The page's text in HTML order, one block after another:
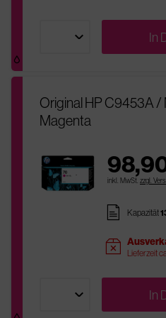
In
Original HP C9453A /
Magenta
inkl. MwSt. zzgl.
pages Kapazität
sold Lieferzeit
In